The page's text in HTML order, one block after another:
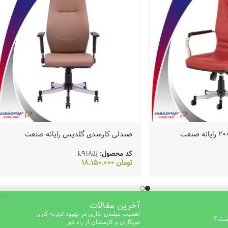
صندلی کارمندی گلدیس رایانه صنعت
کد محصول: k918dj
تومان
آخرین مقالات
اهمیت مبلمان اداری در بهبود تجربه کاری
دورکاران و کارمندان از راه دور